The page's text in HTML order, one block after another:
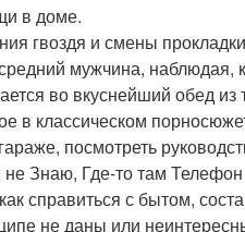
в доме.
гвоздя и смены
мужчина, наблюдая,
во вкуснейший обед
в классическом
посмотреть
не Знаю, Где-то там
справиться с бытом,
не даны или